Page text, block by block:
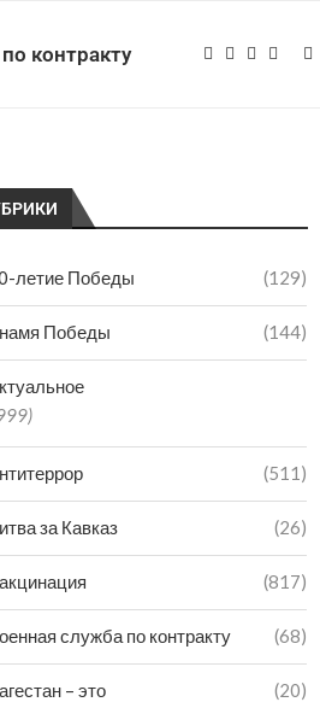
контракту
летие Победы (129)
Победы (144)
(511)
за Кавказ (26)
(817)
служба по контракту (68)
– это (20)